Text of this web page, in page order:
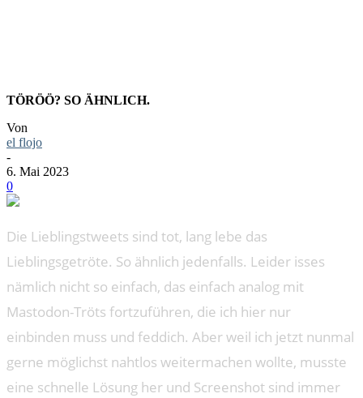
TÖRÖÖ? SO ÄHNLICH.
Von
el flojo
-
6. Mai 2023
0
Die Lieblingstweets sind tot, lang lebe das
Lieblingsgetröte. So ähnlich jedenfalls. Leider isses
nämlich nicht so einfach, das einfach analog mit
Mastodon-Tröts fortzuführen, die ich hier nur
einbinden muss und feddich. Aber weil ich jetzt nunmal
gerne möglichst nahtlos weitermachen wollte, musste
eine schnelle Lösung her und Screenshot sind immer